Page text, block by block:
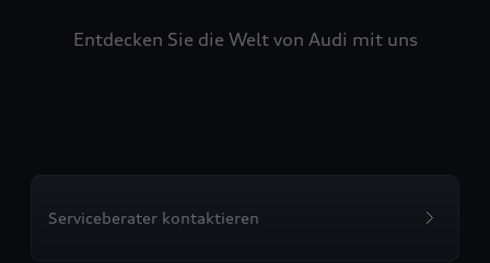
Entdecken Sie die Welt von Audi mit uns
Serviceberater kontaktieren